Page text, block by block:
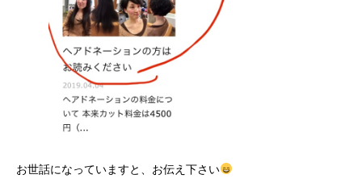
お世話になっていますと、お伝え下さい